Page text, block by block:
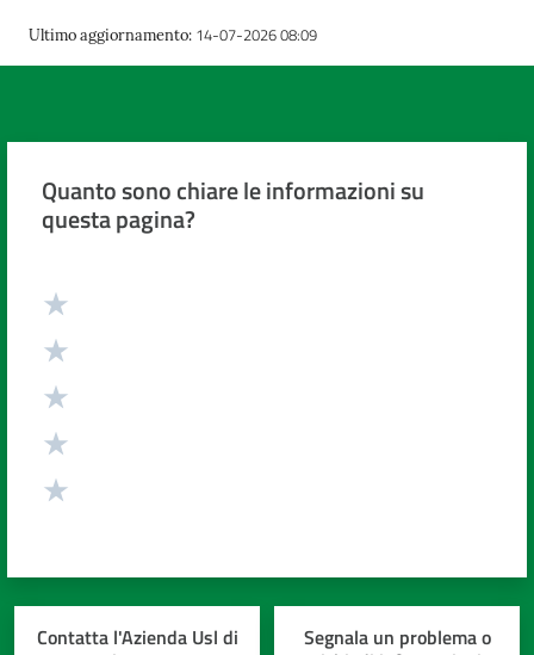
Ultimo aggiornamento: 14-07-2026 08:09
Quanto sono chiare le informazioni su
questa pagina?
Contatta l'Azienda Usl di
Segnala un problema o